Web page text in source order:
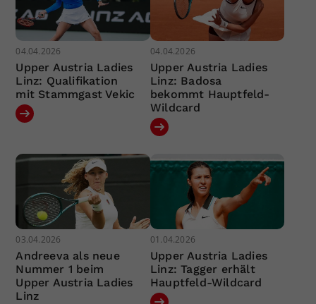
04.04.2026
Upper Austria Ladies
Linz: Qualifikation
mit Stammgast Vekic
04.04.2026
Upper Austria Ladies
Linz: Badosa
bekommt Hauptfeld-
Wildcard
03.04.2026
Andreeva als neue
Nummer 1 beim
Upper Austria Ladies
Linz
01.04.2026
Upper Austria Ladies
Linz: Tagger erhält
Hauptfeld-Wildcard